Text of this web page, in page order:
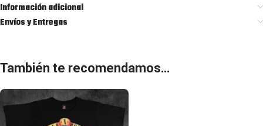
Información adicional
Envíos y Entregas
También te recomendamos…